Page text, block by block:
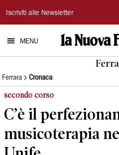
La
Nuova
Ferrara
Iscriviti alle Newsletter
MENU
Ferrara Cronaca
secondo corso
C’è il
musicoterapia